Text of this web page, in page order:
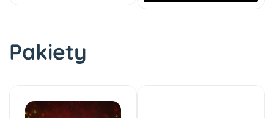
Pakiety